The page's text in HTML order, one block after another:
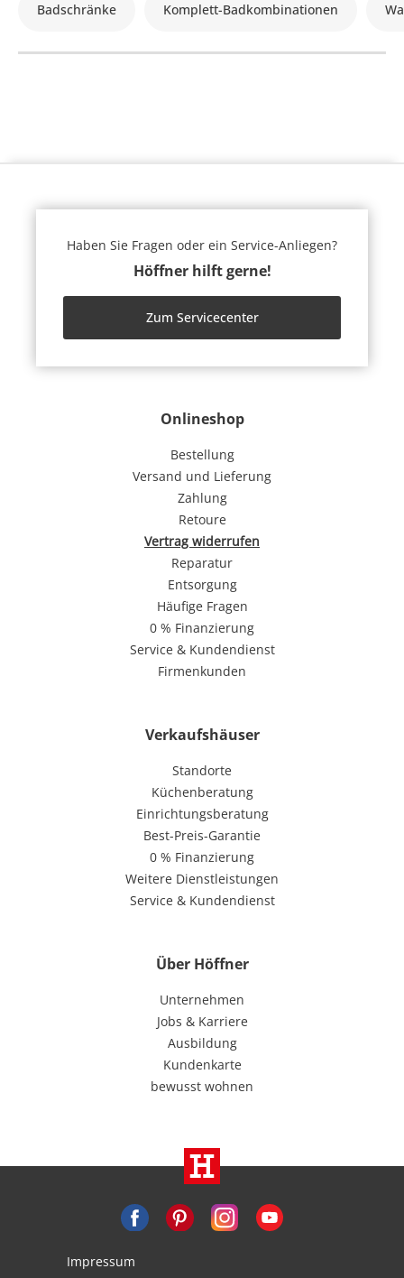
Badschränke Komplett-Badkombinationen
Onlineshop
Bestellung
Versand und Lieferung
Zahlung
Retoure
Vertrag widerrufen
Reparatur
Entsorgung
Häufige Fragen
0 % Finanzierung
Service & Kundendienst
Firmenkunden
Verkaufshäuser
Standorte
Küchenberatung
Einrichtungsberatung
Best-Preis-Garantie
0 % Finanzierung
Weitere Dienstleistungen
Service & Kundendienst
Über Höffner
Unternehmen
Jobs & Karriere
Ausbildung
Kundenkarte
bewusst wohnen
Haben Sie Fragen oder ein Service-Anliegen?
Höffner hilft gerne!
Zum Servicecenter
Impressum